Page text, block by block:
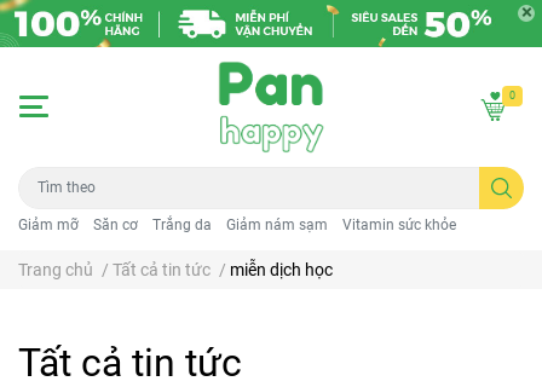
Giảm mỡ Săn cơ Trắng da Giảm nám sạm Vitamin sức khỏe
0
Trang chủ / Tất cả tin tức / miễn dịch học
Tất cả tin tức